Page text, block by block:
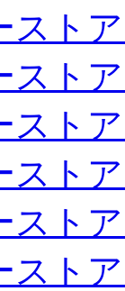
スト
スト
スト
スト
スト
スト